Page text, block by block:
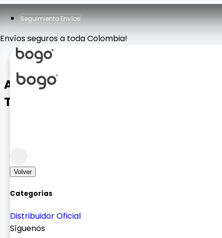
Seguimiento Envíos
Envíos seguros a toda Colombia!
Volver
Categorías
Distribuidor Oficial
Síguenos
Adaptador OTG USB 2 en 1 Micro
TC-V8